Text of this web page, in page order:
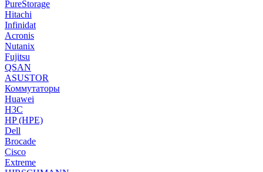
PureStorage
Hitachi
Infinidat
Acronis
Nutanix
Fujitsu
QSAN
ASUSTOR
Коммутаторы
Huawei
H3C
HP (HPE)
Dell
Brocade
Cisco
Extreme